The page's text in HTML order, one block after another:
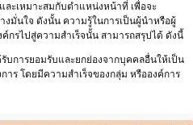
ะเหมาะสมกับตำแหน่งหน้าที่ เพื่อจะ
มั่นใจ ดังนั้น ความรู้ในการเป็นผู้นำหรือผู้
รไปสู่ความสำเร็จนั้น สามารถสรุปได้ ดังนี้
บการยอมรับและยกย่องจากบุคคลอื่นให้เป็น
ร โดยมีความสำเร็จของกลุ่ม หรือองค์การ